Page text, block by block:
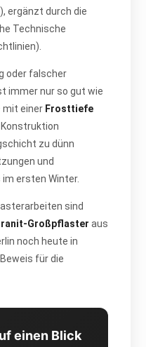
ergänzt durch die
Technische
oder falscher
immer nur so gut wie
mit einer Frosttiefe
zu dünn
und
ersten Winter.
sind
Großpflaster aus
noch heute in
für die
einen Blick